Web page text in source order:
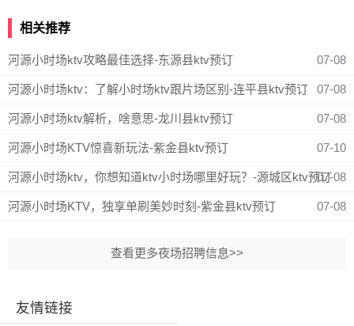
相关推荐
河源小时场ktv攻略最佳选择-东源县ktv预订 07-08
河源小时场ktv：了解小时场ktv跟片场区别-连平县ktv预订 07-08
河源小时场ktv解析，啥意思-龙川县ktv预订 07-08
河源小时场KTV惊喜新玩法-紫金县ktv预订 07-10
河源小时场ktv，你想知道ktv小时场哪里好玩？-源城区ktv预订07-08
河源小时场KTV，独享单刷美妙时刻-紫金县ktv预订 07-08
查看更多夜场招聘信息>>
友情链接